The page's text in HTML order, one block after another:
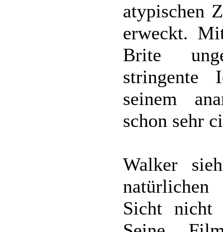
atypischen
erweckt.
Brite
stringente
seinem
schon sehr
Walker
Sicht nicht